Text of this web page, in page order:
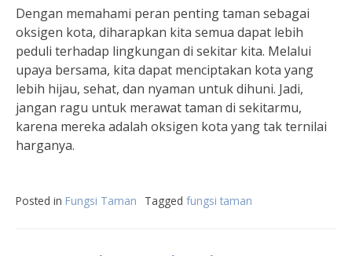
Dengan memahami peran penting taman sebagai
oksigen kota, diharapkan kita semua dapat lebih
peduli terhadap lingkungan di sekitar kita. Melalui
upaya bersama, kita dapat menciptakan kota yang
lebih hijau, sehat, dan nyaman untuk dihuni. Jadi,
jangan ragu untuk merawat taman di sekitarmu,
karena mereka adalah oksigen kota yang tak ternilai
harganya.
Posted in Fungsi Taman Tagged fungsi taman